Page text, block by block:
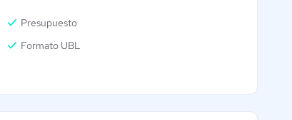
Presupuesto
Formato UBL